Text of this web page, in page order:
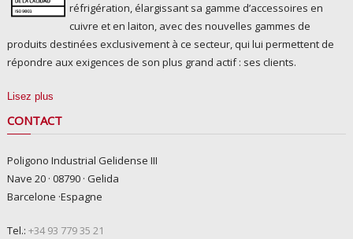
réfrigération, élargissant sa gamme d’accessoires en
cuivre et en laiton, avec des nouvelles gammes de
produits destinées exclusivement à ce secteur, qui lui permettent de
répondre aux exigences de son plus grand actif : ses clients.
Lisez plus
CONTACT
Poligono Industrial Gelidense III
Nave 20 · 08790 · Gelida
Barcelone ·Espagne
Tel.: +34 93 779 35 21